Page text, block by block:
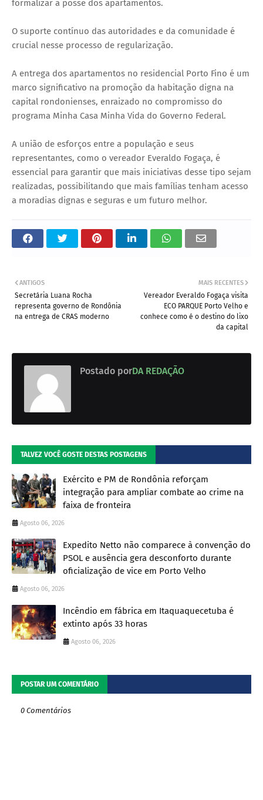
formalizar a posse dos apartamentos.
O suporte contínuo das autoridades e da comunidade é
crucial nesse processo de regularização.
A entrega dos apartamentos no residencial Porto Fino é um
marco significativo na promoção da habitação digna na
capital rondonienses, enraizado no compromisso do
programa Minha Casa Minha Vida do Governo Federal.
A união de esforços entre a população e seus
representantes, como o vereador Everaldo Fogaça, é
essencial para garantir que mais iniciativas desse tipo sejam
realizadas, possibilitando que mais famílias tenham acesso
a moradias dignas e seguras e um futuro melhor.
MAIS RECENTES
Vereador Everaldo Fogaça visita
ECO PARQUE Porto Velho e
conhece como é o destino do lixo
da capital
ANTIGOS
Secretária Luana Rocha
representa governo de Rondônia
na entrega de CRAS moderno
Postado porDA REDAÇÃO
TALVEZ VOCÊ GOSTE DESTAS POSTAGENS
Exército e PM de Rondônia reforçam
integração para ampliar combate ao crime na
faixa de fronteira
Agosto 06, 2026
Expedito Netto não comparece à convenção do
PSOL e ausência gera desconforto durante
oficialização de vice em Porto Velho
Agosto 06, 2026
Incêndio em fábrica em Itaquaquecetuba é
extinto após 33 horas
Agosto 06, 2026
POSTAR UM COMENTÁRIO
0 Comentários